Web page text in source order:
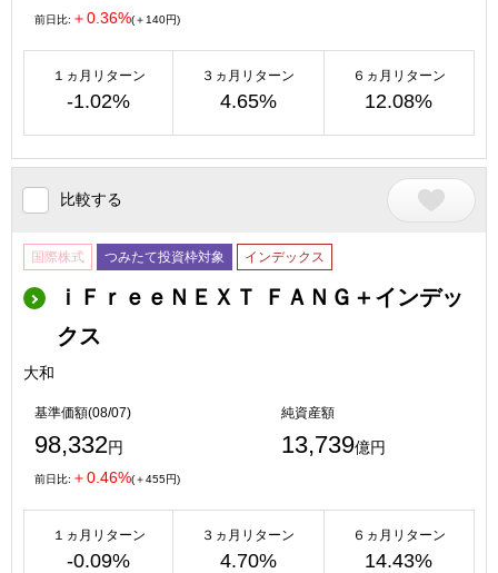
前日比: ＋0.36%(＋140円)
１ヵ月リターン
-1.02%
３ヵ月リターン
4.65%
６ヵ月リターン
12.08%
比較する
国際株式 つみたて投資枠対象 インデックス
ｉＦｒｅｅＮＥＸＴ ＦＡＮＧ＋インデッ
クス
大和
基準価額(08/07)
98,332円
純資産額
13,739億円
前日比: ＋0.46%(＋455円)
１ヵ月リターン
-0.09%
３ヵ月リターン
4.70%
６ヵ月リターン
14.43%